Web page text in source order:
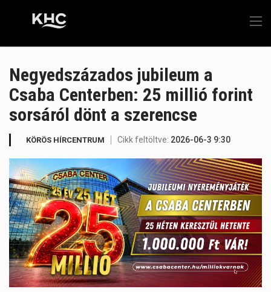
Negyedszázados jubileum a
Csaba Centerben: 25 millió forint
sorsáról dönt a szerencse
KÖRÖS HÍRCENTRUM Cikk feltöltve: 2026-06-3 9:30